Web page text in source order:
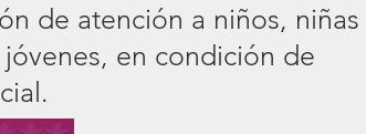
de atención a niños, niñas
en condición de